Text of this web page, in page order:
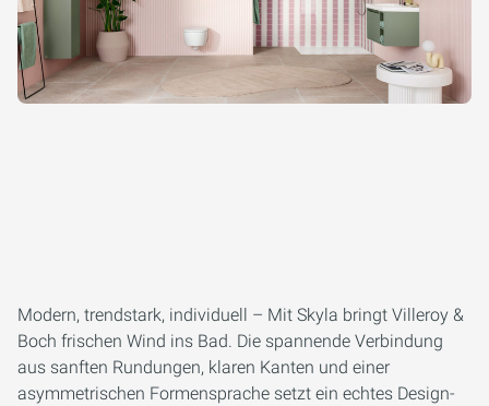
Modern, trendstark, individuell – Mit Skyla bringt Villeroy &
Boch frischen Wind ins Bad. Die spannende Verbindung
aus sanften Rundungen, klaren Kanten und einer
asymmetrischen Formensprache setzt ein echtes Design-